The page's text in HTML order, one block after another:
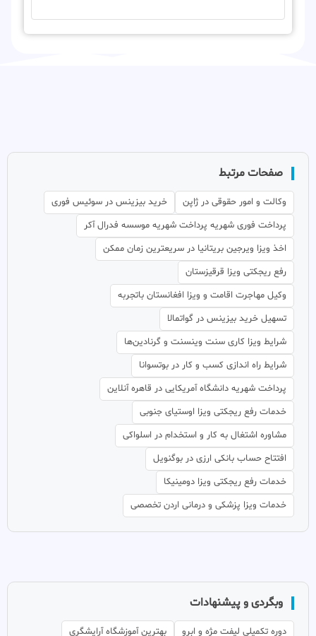
صفحات مرتبط
وکالت و امور حقوقی در ژاپن
خرید بیزینس در سوئیس فوری
پرداخت فوری شهریه پرداخت شهریه موسسه فدرال آکر
اخذ ویزا ویرجین بریتانیا در سریعترین زمان ممکن
رفع ریجکتی ویزا قرقیزستان
وکیل مهاجرت اقامت و ویزا افغانستان باتجربه
تسهیل خرید بیزینس در گواتمالا
شرایط ویزا کاری سنت وینسنت و گرنادین‌ها
شرایط راه اندازی کسب و کار در بوتسوانا
پرداخت شهریه دانشگاه آمریکایی در قاهره آنلاین
خدمات رفع ریجکتی ویزا اوستیای جنوبی
مشاوره اشتغال به کار و استخدام در اسلواکی
افتتاح حساب بانکی ارزی در بوگنویل
خدمات رفع ریجکتی ویزا دومینیکا
خدمات ویزا پزشکی و درمانی اردن تخصصی
وبگردی و پیشنهادات
دوره تکمیلی لیفت مژه و ابرو
بهترین آموزشگاه آرایشگری